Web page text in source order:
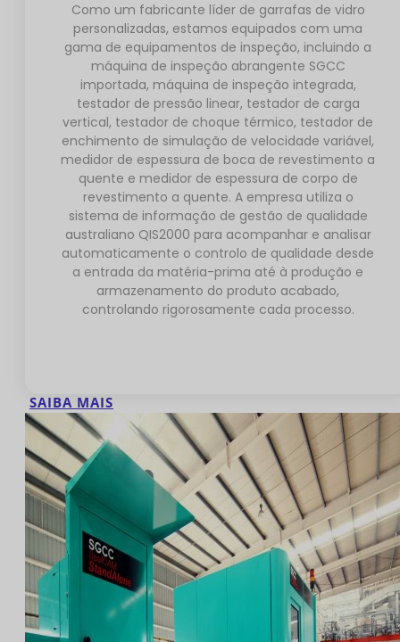
Como um fabricante líder de garrafas de vidro
personalizadas, estamos equipados com uma
gama de equipamentos de inspeção, incluindo a
máquina de inspeção abrangente SGCC
importada, máquina de inspeção integrada,
testador de pressão linear, testador de carga
vertical, testador de choque térmico, testador de
enchimento de simulação de velocidade variável,
medidor de espessura de boca de revestimento a
quente e medidor de espessura de corpo de
revestimento a quente. A empresa utiliza o
sistema de informação de gestão de qualidade
australiano QIS2000 para acompanhar e analisar
automaticamente o controlo de qualidade desde
a entrada da matéria-prima até à produção e
armazenamento do produto acabado,
controlando rigorosamente cada processo.
SAIBA MAIS